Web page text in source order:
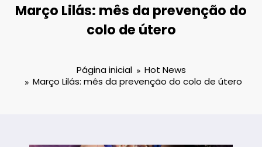
Março Lilás: mês da prevenção do
colo de útero
Página inicial
Hot News
Março Lilás: mês da prevenção do colo de útero